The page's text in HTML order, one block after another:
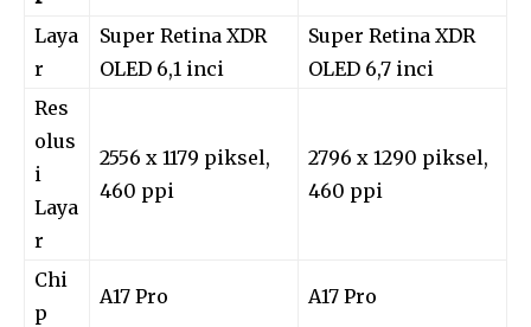
Laya
r
Super Retina XDR
OLED 6,1 inci
Super Retina XDR
OLED 6,7 inci
Res
olus
i
Laya
r
2556 x 1179 piksel,
460 ppi
2796 x 1290 piksel,
460 ppi
Chi
p
A17 Pro A17 Pro